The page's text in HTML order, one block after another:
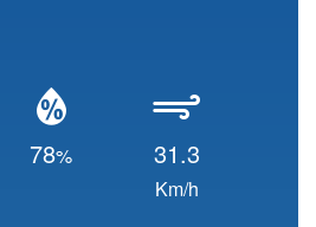
78% 31.3
Km/h